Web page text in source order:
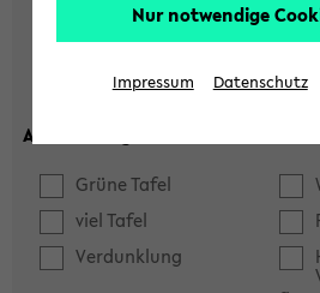
max. Plätze:
Ausstattung:
Grüne Tafel
viel Tafel
Verdunklung
Nur notwendige
Impressum Datenschutz